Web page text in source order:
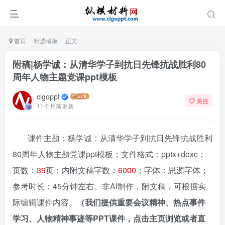
首页 精选模板 正文
附稿|杨学诚：从清华学子到抗日先锋抗战胜利80
周年人物主题党课ppt模板
clgoppt
11个月前更新
关注
课件主题：杨学诚：从清华学子到抗日先锋抗战胜利
80周年人物主题党课ppt模板；文件格式：pptx+doxc；
页数： 39页；内附文稿字数： 6000 ；字体：思源字体；
参考时长：45分钟左右。非AI制作，附文稿，可根据实
际编辑课件内容。
（我们提供重要会议精神、热点事件
学习、人物精神事迹等PPT课件，点击主页浏览或者直